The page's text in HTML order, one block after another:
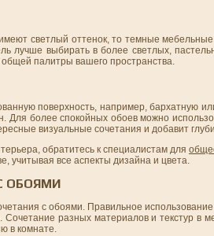
светлый оттенок, то темные
лучше выбирать в более светлых,
палитры вашего пространства.
поверхность, например, бархатную
Для более спокойных обоев можно
визуальные сочетания и добавит
обратитесь к специалистам для
учитывая все аспекты дизайна и цвета.
ОБОЯМИ
с обоями. Правильное использование
Сочетание разных материалов и текстур в
в комнате.